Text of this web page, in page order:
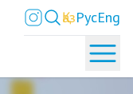
ҚазРусEng